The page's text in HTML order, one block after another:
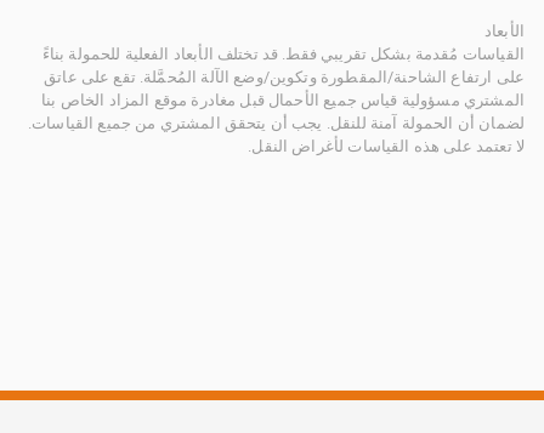
الأبعاد
القياسات مُقدمة بشكل تقريبي فقط. قد تختلف الأبعاد الفعلية للحمولة بناءً
على ارتفاع الشاحنة/المقطورة وتكوين/وضع الآلة المُحمَّلة. تقع على عاتق
المشتري مسؤولية قياس جميع الأحمال قبل مغادرة موقع المزاد الخاص بنا
لضمان أن الحمولة آمنة للنقل. يجب أن يتحقق المشتري من جميع القياسات.
لا تعتمد على هذه القياسات لأغراض النقل.